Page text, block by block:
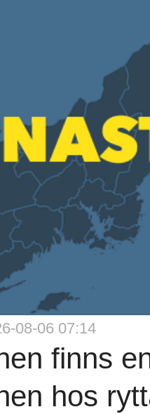
08-06 07:14
finns
hos